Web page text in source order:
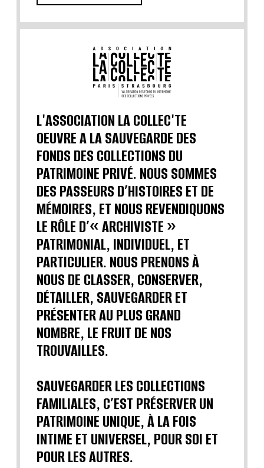
L'ASSOCIATION LA COLLEC'TE
OEUVRE A LA SAUVEGARDE DES
FONDS DES COLLECTIONS DU
PATRIMOINE PRIVÉ. NOUS SOMMES
DES PASSEURS D’HISTOIRES ET DE
MÉMOIRES, ET NOUS REVENDIQUONS
LE RÔLE D’« ARCHIVISTE »
PATRIMONIAL, INDIVIDUEL, ET
PARTICULIER. NOUS PRENONS À
NOUS DE CLASSER, CONSERVER,
DÉTAILLER, SAUVEGARDER ET
PRÉSENTER AU PLUS GRAND
NOMBRE, LE FRUIT DE NOS
TROUVAILLES.
SAUVEGARDER LES COLLECTIONS
FAMILIALES, C’EST PRÉSERVER UN
PATRIMOINE UNIQUE, À LA FOIS
INTIME ET UNIVERSEL, POUR SOI ET
POUR LES AUTRES.